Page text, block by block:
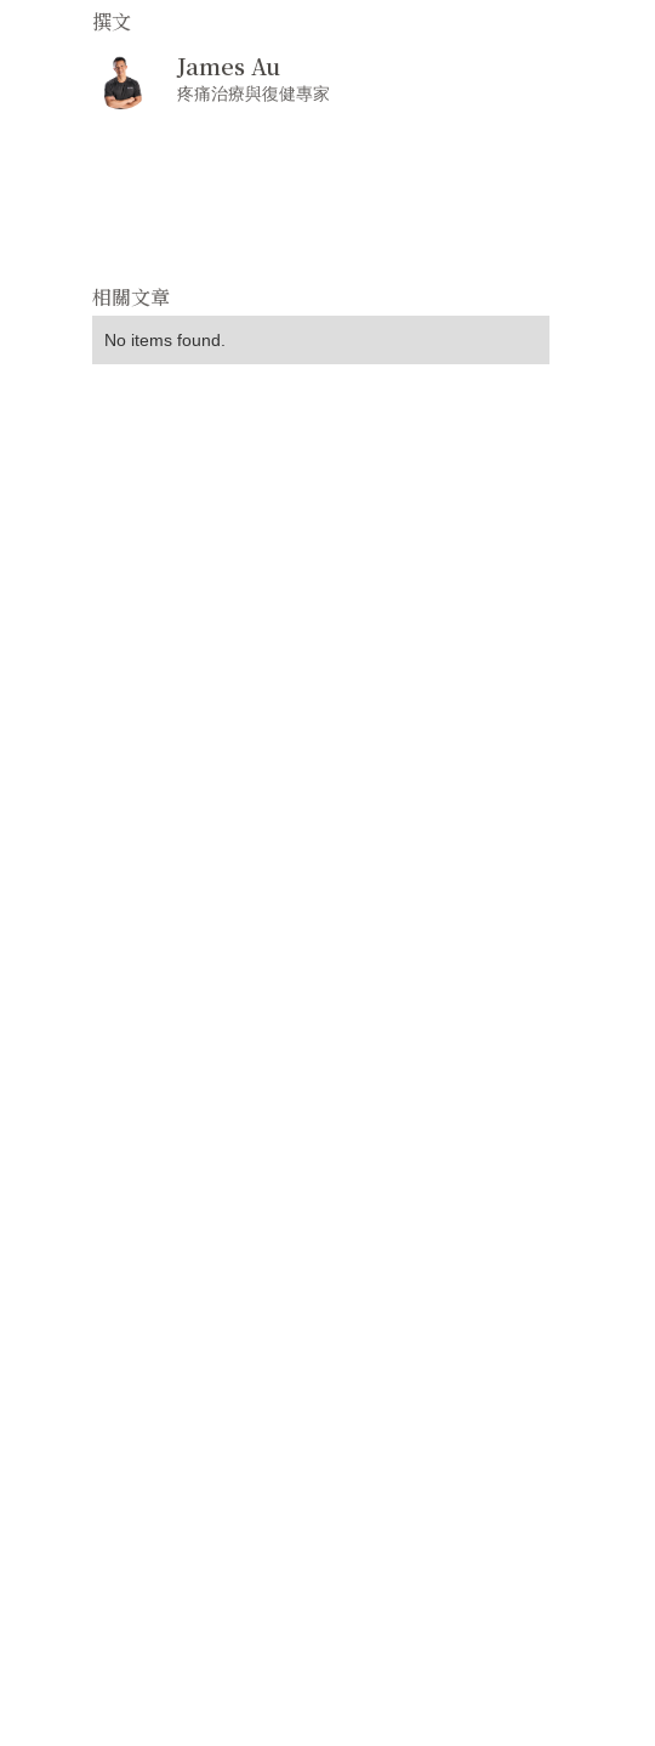
撰文
James Au
疼痛治療與復健專家
相關文章
No items found.